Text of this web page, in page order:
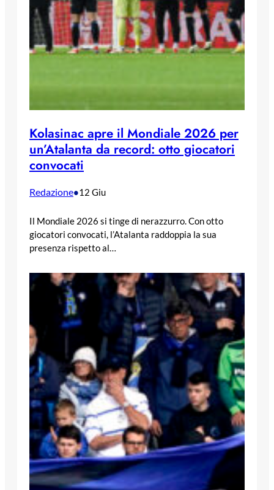
Kolasinac apre il Mondiale 2026 per
un’Atalanta da record: otto giocatori
convocati
Redazione•12 Giu
Il Mondiale 2026 si tinge di nerazzurro. Con otto
giocatori convocati, l’Atalanta raddoppia la sua
presenza rispetto al…